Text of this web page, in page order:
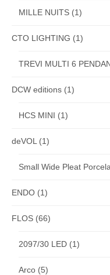
MILLE NUITS (1)
CTO LIGHTING (1)
TREVI MULTI 6
DCW editions (1)
HCS MINI (1)
deVOL(1)
Small Wide Pleat
ENDO (1)
FLOS (66)
2097/30 LED (1)
Arco (5)